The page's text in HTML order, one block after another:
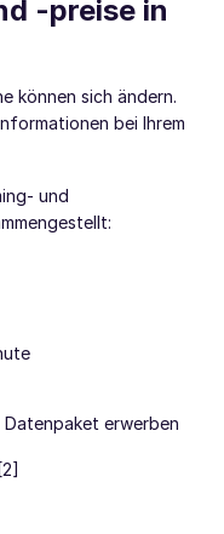
-preise in
können sich ändern.
bei Ihrem
und
Datenpaket erwerben